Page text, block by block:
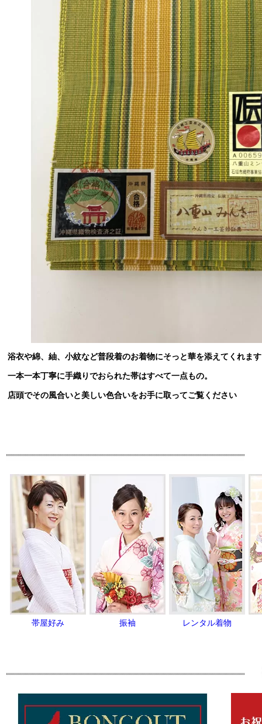
浴衣や綿、紬、小紋など普段着のお着物にそっと華を添えてくれま
一本一本丁寧に手織りでおられた帯はすべて一点もの。
店頭でその風合いと美しい色合いをお手に取ってご覧ください
帯屋好み 振袖 レンタル着物